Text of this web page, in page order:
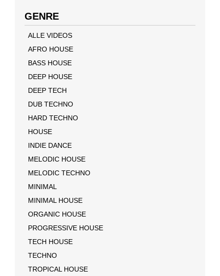
GENRE
ALLE VIDEOS
AFRO HOUSE
BASS HOUSE
DEEP HOUSE
DEEP TECH
DUB TECHNO
HARD TECHNO
HOUSE
INDIE DANCE
MELODIC HOUSE
MELODIC TECHNO
MINIMAL
MINIMAL HOUSE
ORGANIC HOUSE
PROGRESSIVE HOUSE
TECH HOUSE
TECHNO
TROPICAL HOUSE